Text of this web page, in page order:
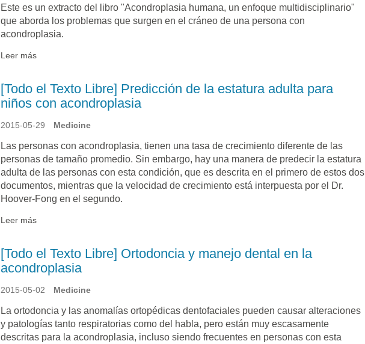
Este es un extracto del libro "Acondroplasia humana, un enfoque multidisciplinario"
que aborda los problemas que surgen en el cráneo de una persona con
acondroplasia.
Leer más
[Todo el Texto Libre] Predicción de la estatura adulta para
niños con acondroplasia
2015-05-29 Medicine
Las personas con acondroplasia, tienen una tasa de crecimiento diferente de las
personas de tamaño promedio. Sin embargo, hay una manera de predecir la estatura
adulta de las personas con esta condición, que es descrita en el primero de estos dos
documentos, mientras que la velocidad de crecimiento está interpuesta por el Dr.
Hoover-Fong en el segundo.
Leer más
[Todo el Texto Libre] Ortodoncia y manejo dental en la
acondroplasia
2015-05-02 Medicine
La ortodoncia y las anomalías ortopédicas dentofaciales pueden causar alteraciones
y patologías tanto respiratorias como del habla, pero están muy escasamente
descritas para la acondroplasia, incluso siendo frecuentes en personas con esta